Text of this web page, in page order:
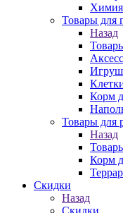
Химия
Товары для
Назад
Корм
Товары для
Назад
Корм
Скидки
Назад
Скидки